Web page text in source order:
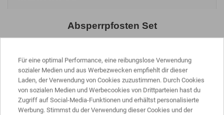
Absperrpfosten Set
Außenbereich geeignet. Das Set kann schnell und einfach
aufgestellt und platzsparend gelagert werden.
Im Lieferumfang:
6 x Ø 40 mm Kunststoffpfosten und Fußplatten
(Seitenlänge ca. 300 mm)
Für eine optimal Performance, eine reibungslose Verwendung
sozialer Medien und aus Werbezwecken empfiehlt dir dieser
Laden, der Verwendung von Cookies zuzustimmen. Durch Cookies
von sozialen Medien und Werbecookies von Drittparteien hast du
Zugriff auf Social-Media-Funktionen und erhältst personalisierte
Werbung. Stimmst du der Verwendung dieser Cookies und der